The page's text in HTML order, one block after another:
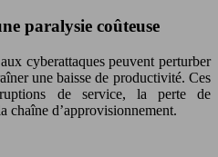
paralysie coûteuse
une baisse de productivité. Ces
de service, la perte de
chaîne d’approvisionnement.